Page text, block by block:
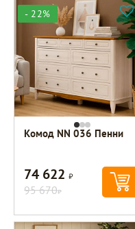
- 22%
Комод NN 036 Пенни
74 622Р
95 670Р